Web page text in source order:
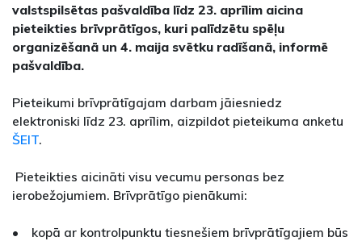
valstspilsētas pašvaldība līdz 23. aprīlim aicina
pieteikties brīvprātīgos, kuri palīdzētu spēļu
organizēšanā un 4. maija svētku radīšanā, informē
pašvaldība.
Pieteikumi brīvprātīgajam darbam jāiesniedz
elektroniski līdz 23. aprīlim, aizpildot pieteikuma anketu
ŠEIT.
Pieteikties aicināti visu vecumu personas bez
ierobežojumiem. Brīvprātīgo pienākumi:
• kopā ar kontrolpunktu tiesnešiem brīvprātīgajiem būs